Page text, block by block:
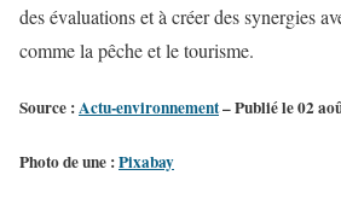
des évaluations et à créer des synergies
comme la pêche et le tourisme.
Source :Actu-environnement– Publié le 02
Photo de une :Pixabay